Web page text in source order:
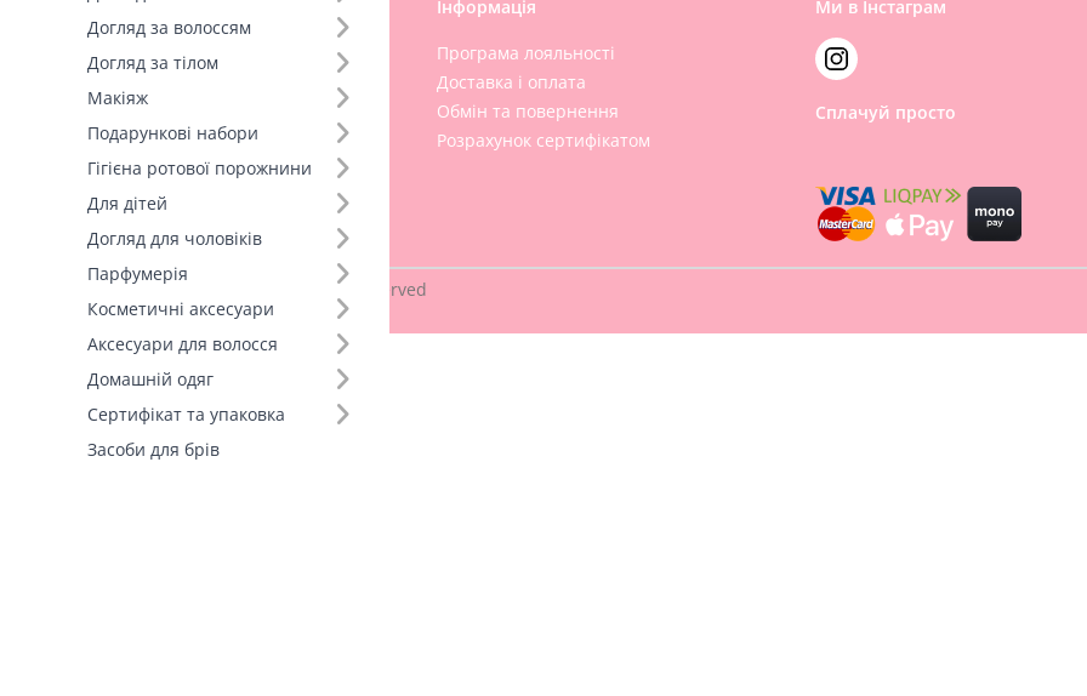
Догляд за волоссям
Догляд за тілом
Макіяж
Подарункові набори
Гігієна ротової порожнини
Для дітей
Догляд для чоловіків
Парфумерія
Косметичні аксесуари
Аксесуари для волосся
Домашній одяг
Сертифікат та упаковка
Засоби для брів
Допомога
Бренди
Франшиза
Договір оферти
Політика конфіденційності
Інформація
Програма лояльності
Доставка і оплата
Обмін та повернення
Розрахунок сертифікатом
Ми в Інстаграм
Сплачуй просто
Copyright © 2026 . All Rights Reserved